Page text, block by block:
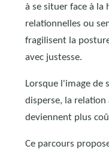
à se situer face à la
relationnelles ou
fragilisent la
avec justesse.
Lorsque l'image de
disperse, la
deviennent plus
Ce parcours